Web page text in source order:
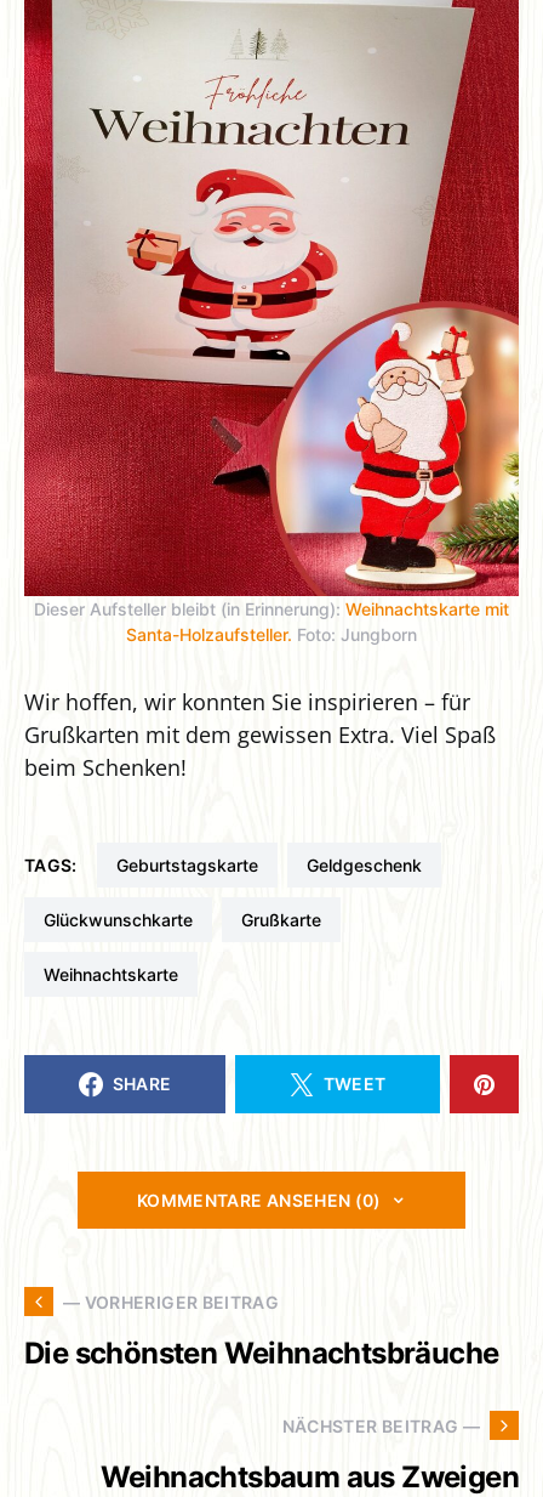
Dieser Aufsteller bleibt (in Erinnerung): Weihnachtskarte mit
Santa-Holzaufsteller. Foto: Jungborn
Wir hoffen, wir konnten Sie inspirieren – für
Grußkarten mit dem gewissen Extra. Viel Spaß
beim Schenken!
TAGS: Geburtstagskarte Geldgeschenk
Glückwunschkarte Grußkarte
Weihnachtskarte
SHARE TWEET
KOMMENTARE ANSEHEN (0)
— VORHERIGER BEITRAG
Die schönsten Weihnachtsbräuche
NÄCHSTER BEITRAG —
Weihnachtsbaum aus Zweigen